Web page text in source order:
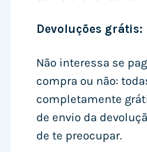
Devoluções grátis:
Não interessa se
compra ou não:
completamente
de envio da
de te preocupar.